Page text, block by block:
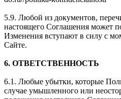
5.9. Любой из документов,
настоящего Соглашения может
Изменения вступают в силу с
Сайте.
6. ОТВЕТСТВЕННОСТЬ
6.1. Любые убытки, которые
случае умышленного или